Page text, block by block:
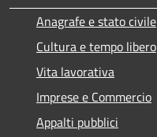
Anagrafe e stato civile
Cultura e tempo libero
Vita lavorativa
Imprese e Commercio
Appalti pubblici